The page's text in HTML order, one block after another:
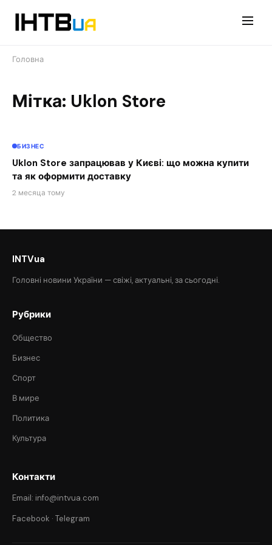
Головна
Мітка: Uklon Store
БИЗНЕС
Uklon Store запрацював у Києві: що можна купити
та як оформити доставку
2 месяца тому
INTVua
Головні новини України — свіжі, актуальні, за сьогодні.
Рубрики
Общество
Бизнес
Спорт
В мире
Политика
Культура
Контакти
Email: info@intvua.com
Facebook · Telegram